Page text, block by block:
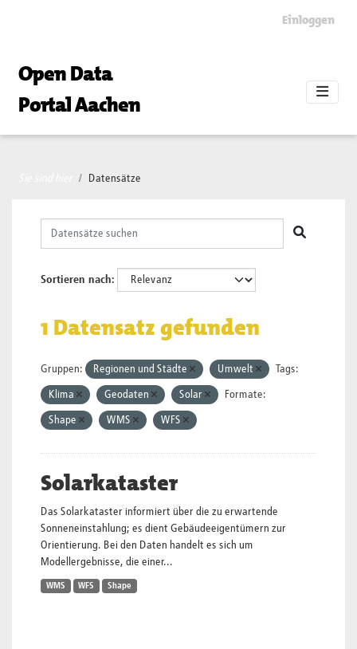
Einloggen
Open Data
Portal Aachen
Datensätze
Sortieren nach
1 Datensatz gefunden
Gruppen: Regionen und Städte Umwelt Tags:
Klima Geodaten Solar Formate:
Shape WMS WFS
Solarkataster
Das Solarkataster informiert über die zu erwartende
Sonneneinstahlung; es dient Gebäudeeigentümern zur
Orientierung. Bei den Daten handelt es sich um
Modellergebnisse, die einer...
WMS WFS Shape